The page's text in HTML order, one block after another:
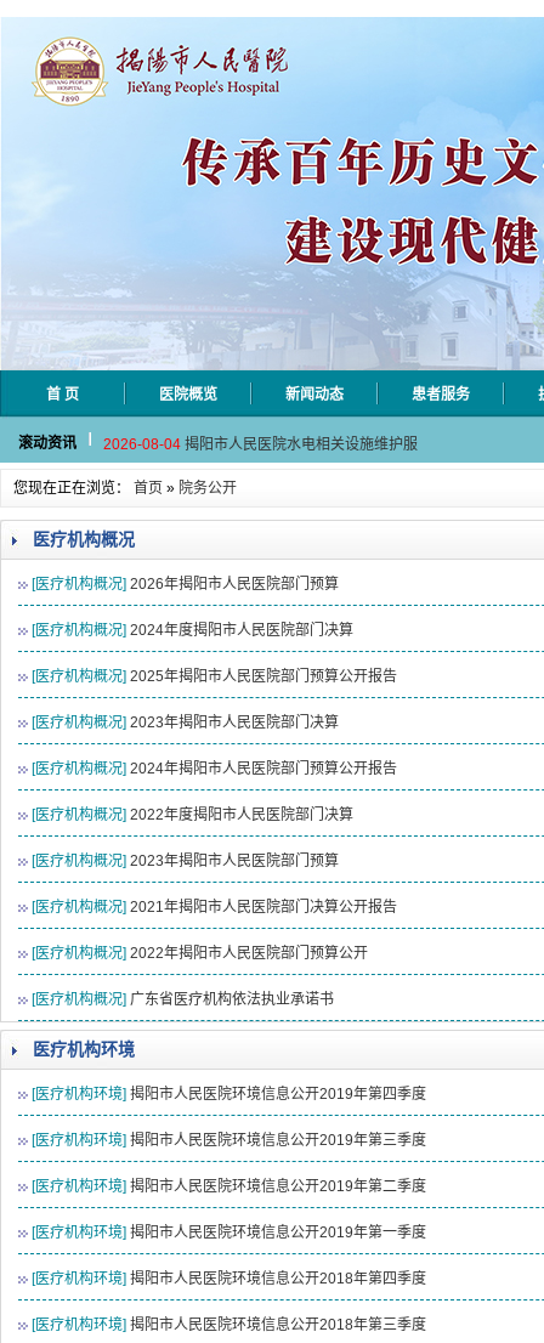
首 页 医院概览 新闻动态 患者服务
滚动资讯
2026-08-06 揭阳市人民医院采集自动对焦相机市
2026-08-04 揭阳市人民医院水电相关设施维护服
2026-07-31 学术聚力！妇儿分论坛精彩收官
2026-07-31 以学术聚合力 | 运动健康分论坛助
2026-08-06
2026-07-31 大咖云集探内科前沿！首届榕江医学
2026-07-31 以学术聚合力 | 运动健康分论坛助
您现在正在浏览： 首页 » 院务公开
医疗机构概况
[医疗机构概况] 2026年揭阳市人民医院部门预算
[医疗机构概况] 2024年度揭阳市人民医院部门决算
[医疗机构概况] 2025年揭阳市人民医院部门预算公开报告
[医疗机构概况] 2023年揭阳市人民医院部门决算
[医疗机构概况] 2024年揭阳市人民医院部门预算公开报告
[医疗机构概况] 2022年度揭阳市人民医院部门决算
[医疗机构概况] 2023年揭阳市人民医院部门预算
[医疗机构概况] 2021年揭阳市人民医院部门决算公开报告
[医疗机构概况] 2022年揭阳市人民医院部门预算公开
[医疗机构概况] 广东省医疗机构依法执业承诺书
医疗机构环境
[医疗机构环境] 揭阳市人民医院环境信息公开2019年第四季度
[医疗机构环境] 揭阳市人民医院环境信息公开2019年第三季度
[医疗机构环境] 揭阳市人民医院环境信息公开2019年第二季度
[医疗机构环境] 揭阳市人民医院环境信息公开2019年第一季度
[医疗机构环境] 揭阳市人民医院环境信息公开2018年第四季度
[医疗机构环境] 揭阳市人民医院环境信息公开2018年第三季度